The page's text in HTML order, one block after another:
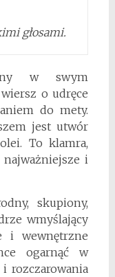
głosami.
w swym
o udręce
do mety.
jest utwór
To klamra,
i
skupiony,
wmyślający
i wewnętrzne
ogarnąć w
rozczarowania